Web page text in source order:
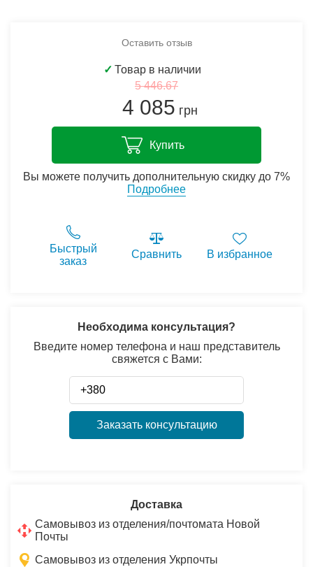
Оставить отзыв
✓ Товар в наличии
5 446.67
4 085 грн
Купить
Вы можете получить дополнительную скидку до 7%
Подробнее
Быстрый
заказ
Сравнить В избранное
Необходима консультация?
Введите номер телефона и наш представитель
свяжется с Вами:
Заказать консультацию
Доставка
Самовывоз из отделения/почтомата Новой
Почты
Самовывоз из отделения Укрпочты